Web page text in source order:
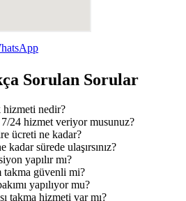
Sorulan Sorular
hizmeti nedir?
24 hizmet veriyor musunuz?
ücreti ne kadar?
sürede ulaşırsınız?
yapılır mı?
takma güvenli mi?
yapılıyor mu?
takma hizmeti var mı?